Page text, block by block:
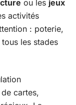
ou les jeux
activités
: poterie,
les stades
cartes,